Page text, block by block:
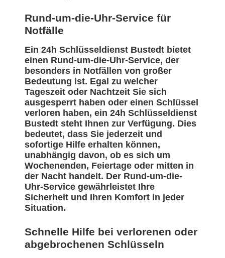
Rund-um-die-Uhr-Service für
Notfälle
Ein 24h Schlüsseldienst Bustedt bietet
einen Rund-um-die-Uhr-Service, der
besonders in Notfällen von großer
Bedeutung ist. Egal zu welcher
Tageszeit oder Nachtzeit Sie sich
ausgesperrt haben oder einen Schlüssel
verloren haben, ein 24h Schlüsseldienst
Bustedt steht Ihnen zur Verfügung. Dies
bedeutet, dass Sie jederzeit und
sofortige Hilfe erhalten können,
unabhängig davon, ob es sich um
Wochenenden, Feiertage oder mitten in
der Nacht handelt. Der Rund-um-die-
Uhr-Service gewährleistet Ihre
Sicherheit und Ihren Komfort in jeder
Situation.
Schnelle Hilfe bei verlorenen oder
abgebrochenen Schlüsseln